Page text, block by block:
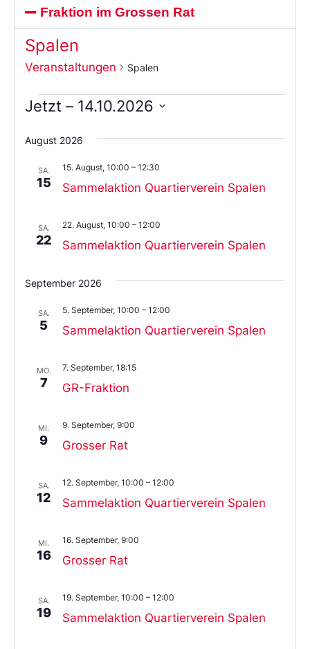
Fraktion im Grossen Rat
Spalen
Veranstaltungen Spalen
Jetzt – 14.10.2026
Sie
das
aus.
August 2026
SA.
15 Sammelaktion Quartierverein Spalen
15. August, 10:00 – 12:30
SA.
22 Sammelaktion Quartierverein Spalen
22. August, 10:00 – 12:00
September 2026
SA.
5 Sammelaktion Quartierverein Spalen
5. September, 10:00 – 12:00
MO.
7 GR-Fraktion
7. September, 18:15
MI.
9 Grosser Rat
9. September, 9:00
SA.
12 Sammelaktion Quartierverein Spalen
12. September, 10:00 – 12:00
MI.
16 Grosser Rat
16. September, 9:00
SA.
19 Sammelaktion Quartierverein Spalen
19. September, 10:00 – 12:00